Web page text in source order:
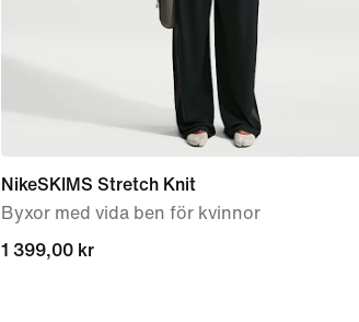
NikeSKIMS Stretch Knit
Byxor med vida ben för kvinnor
1 399,00 kr
1 399,00 kr